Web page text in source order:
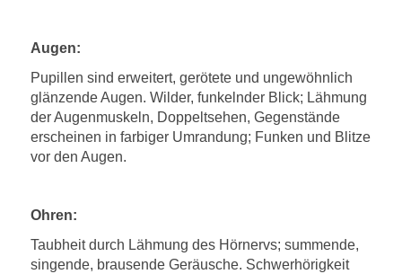
Augen:
Pupillen sind erweitert, gerötete und ungewöhnlich
glänzende Augen. Wilder, funkelnder Blick; Lähmung
der Augenmuskeln, Doppeltsehen, Gegenstände
erscheinen in farbiger Umrandung; Funken und Blitze
vor den Augen.
Ohren:
Taubheit durch Lähmung des Hörnervs; summende,
singende, brausende Geräusche. Schwerhörigkeit